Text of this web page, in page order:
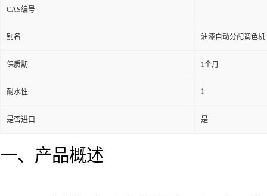
CAS编号
别名 油漆自动分配调色机
保质期 1个月
耐水性 1
是否进口 是
一、产品概述